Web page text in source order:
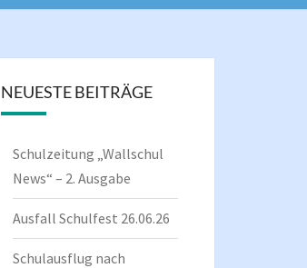
NEUESTE BEITRÄGE
Schulzeitung „Wallschul
News“ – 2. Ausgabe
Ausfall Schulfest 26.06.26
Schulausflug nach